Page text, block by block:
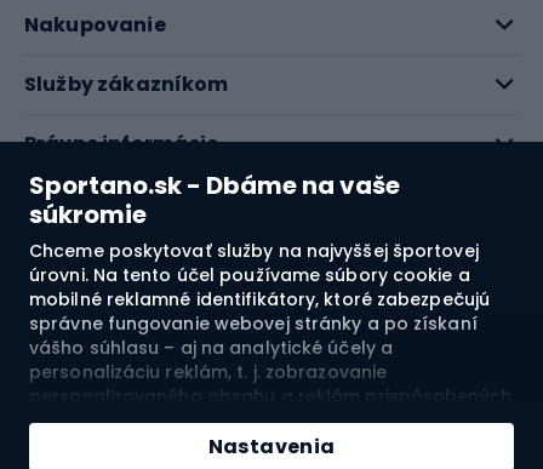
Sportano.sk - Dbáme na vaše
súkromie
Chceme poskytovať služby na najvyššej športovej
úrovni. Na tento účel používame súbory cookie a
mobilné reklamné identifikátory, ktoré zabezpečujú
správne fungovanie webovej stránky a po získaní
vášho súhlasu – aj na analytické účely a
personalizáciu reklám, t. j. zobrazovanie
personalizovaného obsahu a reklám prispôsobených
vašim záujmom a meranie ich účinnosti. Súbory
cookie a mobilné reklamné identifikátory môžu byť
Nastavenia
Pridať do košíka
Nakupovanie
Služby zákazníkom
Právne informácie
O nás
Pozrite si naše recenzie
4.7